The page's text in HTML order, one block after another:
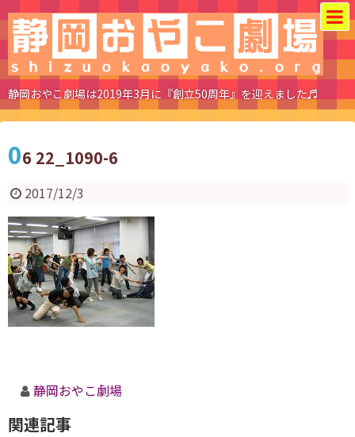
静岡おやこ劇場は2019年3月に『創立50周年』を迎えました♬
06 22_1090-6
2017/12/3
静岡おやこ劇場
関連記事